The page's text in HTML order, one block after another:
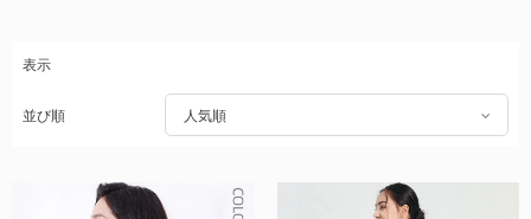
表示
並び順 人気順